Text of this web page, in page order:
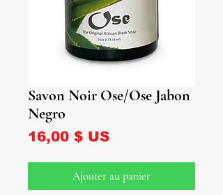
Savon Noir Ose/Ose Jabon
Negro
16,00 $ USPrix
Ajouter au panier